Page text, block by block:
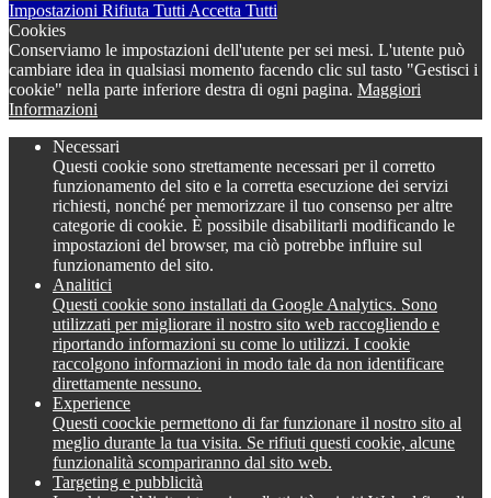
Impostazioni Rifiuta TuttiAccetta Tutti
Cookies
Conserviamo le impostazioni dell'utente per sei mesi. L'utente può
cambiare idea in qualsiasi momento facendo clic sul tasto "Gestisci i
cookie" nella parte inferiore destra di ogni pagina. Maggiori
Informazioni
Necessari
Questi cookie sono strettamente necessari per il corretto
funzionamento del sito e la corretta esecuzione dei servizi
richiesti, nonché per memorizzare il tuo consenso per altre
categorie di cookie. È possibile disabilitarli modificando le
impostazioni del browser, ma ciò potrebbe influire sul
funzionamento del sito.
Analitici
Questi cookie sono installati da Google Analytics. Sono
utilizzati per migliorare il nostro sito web raccogliendo e
riportando informazioni su come lo utilizzi. I cookie
raccolgono informazioni in modo tale da non identificare
direttamente nessuno.
Experience
Questi coockie permettono di far funzionare il nostro sito al
meglio durante la tua visita. Se rifiuti questi cookie, alcune
funzionalità scompariranno dal sito web.
Targeting e pubblicità